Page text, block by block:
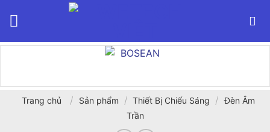
Trang chủ / Sản phẩm / Thiết Bị Chiếu Sáng / Đèn Âm
Trần